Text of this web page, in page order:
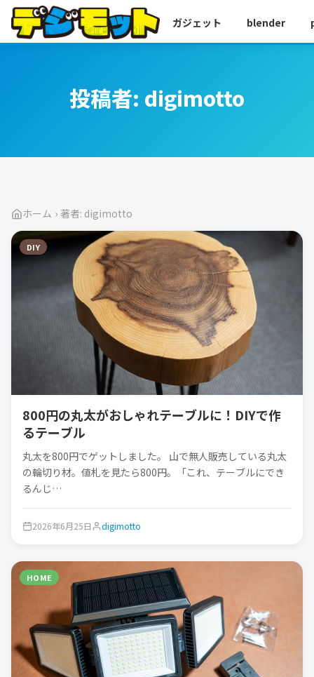
ガジェット blender
投稿者: digimotto
ホーム › 著者: digimotto
DIY
800円の丸太がおしゃれテーブルに！DIYで作
るテーブル
丸太を800円でゲットしました。 山で無人販売している丸太
の輪切り材。値札を見たら800円。「これ、テーブルにでき
るんじ…
2026年6月25日 digimotto
HOME